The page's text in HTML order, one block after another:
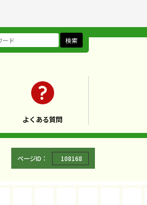
検索
よくある質問
ページID： 108168